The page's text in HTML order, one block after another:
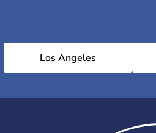
Los Angeles